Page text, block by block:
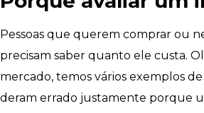
Pessoas que querem comprar ou
precisam saber quanto ele custa.
mercado, temos vários exemplos
deram errado justamente porque